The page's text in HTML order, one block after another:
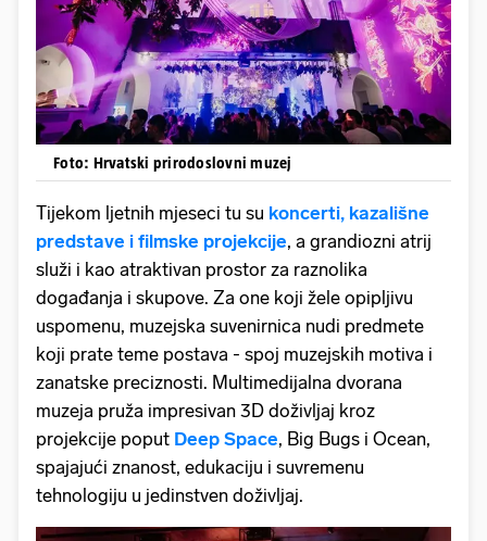
Foto: Hrvatski prirodoslovni muzej
Tijekom ljetnih mjeseci tu su koncerti, kazališne
predstave i filmske projekcije, a grandiozni atrij
služi i kao atraktivan prostor za raznolika
događanja i skupove. Za one koji žele opipljivu
uspomenu, muzejska suvenirnica nudi predmete
koji prate teme postava - spoj muzejskih motiva i
zanatske preciznosti. Multimedijalna dvorana
muzeja pruža impresivan 3D doživljaj kroz
projekcije poput Deep Space, Big Bugs i Ocean,
spajajući znanost, edukaciju i suvremenu
tehnologiju u jedinstven doživljaj.